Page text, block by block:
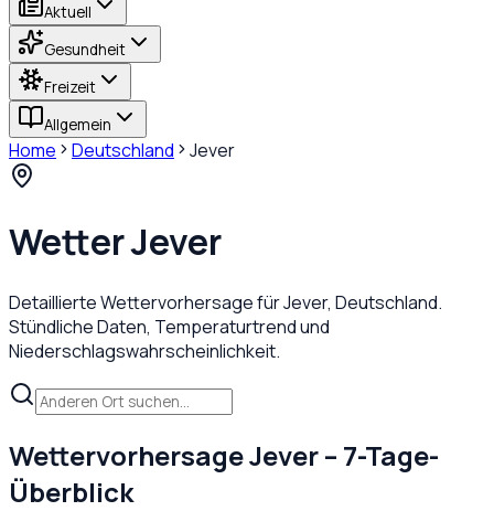
Aktuell
Gesundheit
Freizeit
Allgemein
Home Deutschland Jever
WetterJever
Detaillierte Wettervorhersage fürJever, Deutschland.
Stündliche Daten, Temperaturtrend und
Niederschlagswahrscheinlichkeit.
WettervorhersageJever– 7-Tage-
Überblick